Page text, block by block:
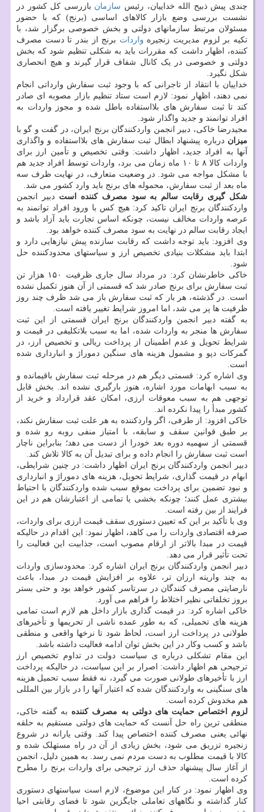
چندی پیش ذبیح الله خداییان، رئیس سازمان بازرسی کل کشور در
نشست بررسی وضع بازار کالاهای اساسی (برنج) که با حضور
مسئولان مرتبط سازمانهای دولتی و بخش خصوصی برگزار شد، با
تکیه بر لزوم مدیریت زنجیره واردات برنج از بندر تا دست مصرف
کننده، اظهار داشت که مقررات باید به شکلی تنظیم شود که بخش
دولتی و خصوصی در یک کانال شفاف قرار گیرند و هیچ انحصاری
شکل نگیرد.
خداییان با انتقاد از تاجرانی که با وجود ثبت سفارش وارداتی انجام
نمی دهند، اظهار نمود: لازم است ستاد تنظیم بازار مصوبه ای صادر
کند تا ثبت سفارش های بلااستفاده باطل شده و مجوز واردات به
افراد توانمند و جدید واگذار شود.
مجیدرضا خاکی، دبیر انجمن واردکنندگان برنج ایران، در گفت و گو با
میزاندرباره پیشنهاد ابطال ثبت سفارش های بلااستفاده و واگذاری
آنها به افراد جدید، اظهار داشت: وقتی تخصیص و تأمین ارز برای
واردات کالا ۸ تا ۱۰ ماه زمان می برد، واردات توسط افراد جدید هم
با مشکل مواجه می شود. در وضعیت متعارف، در نهایت ظرف سه
ماه بعد از ثبت سفارش، محموله های برنج باید وارد کشور می شد.
شکل گیری رقابت سالم به سود مصرف کننده است دبیر انجمن
واردکنندگان برنج ایران تاکید کرد: هیچ کس با ورود افراد توانمند به
عرصه واردات مخالف نیست، چونکه اساس تجارت باید آزاد باشد و
ایجاد رقابت سالم در نهایت به سود مصرف کننده خواهد بود.
وی افزود: باید توجه داشت که رقابت سازنده پیش نیازهایی دارد و
ابتدا باید مشکلات بنیادی تخصیص ارز و سیاستهای محدودکننده حل
شود.
خاکی خاطرنشان کرد: در مرداد سال جاری ظرفیت ۱۵۰ هزار تن
ثبت سفارش برای برنج صادر شد که قسمتی از آن هنوز تکمیل نشده
است. در گذشته، هر بار که ثبت سفارش باز می شد ظرف چند روز
ظرفیت ها پر می شد، اما امروز شرایط تغییر یافته است.
به گفته دبیر انجمن واردکنندگان برنج ایران قسمتی از این ثبت
سفارش ها منجر به واردات شده، اما به سبب بلاتکلیفی در قیمت و
شرایط تحویل و عدم اطمینان از پرداخت ریالی و تخصیص ارز، در
گمرکات دپو و مشمول هزینه های سنگین دموراژ و انبارداری شده
است.
وی اشاره کرد: قسمتی دیگر هم در مرحله ثبت سفارش باقیمانده و
به سبب ابهامات مورد اشاره، هنوز بارگیری نشده اند. بخش قابل
توجهی هم به سبب معوقات ارزی، امکان عقد قرارداد و خرید از
کشور مبدأ را پیدا نکرده اند.
خاکی افزود: از طرفی، اگر واردکننده به هر علت ثبت سفارش نکند،
بر طبق قوانین سقف و سابقه، با امتیاز منفی روبه رو شده و
قسمتی از سهمیه دوره بعد خودرا از دست می دهد؛ بنابراین ناچار
است ثبت سفارش را انجام داده و برای تبدیل آن به کالا تلاش کند.
دبیر انجمن واردکنندگان برنج ایران اظهار داشت: در چنین شرایطی،
ابهام در قیمت گذاری، شرایط تحویل، هزینه های دموراژ و انبارداری
و نبود تضمین برای پرداخت بموقع سبب شده واردکنندگان با احتیاط
بیشتری عمل کنند؛ چونکه بخشی یا تمامی از اعتبارشان هم در این
فرایند از بین رفته است.
وی با تأکید بر این که تعیین دستوری سقف قیمت ارزی برای واردات،
صرفه اقتصادی واردات را می کاهد، اظهار نمود: این اقدام در حالیکه
قیمت در مبدا بالاتر از ارقام مصوب است، جذابیت این فعالیت را
تحت تأثیر قرار می دهد.
دبیر انجمن واردکنندگان برنج ایران اشاره کرد: محدودسازی واردات
به چند واریته ارزان تر، علاوه بر افزایش قیمت در مبدا، باعث
نارضایتی مصرف کنندگان در سرتاسر کشور خواهد بود و حتی بستر
بروز تخلفاتی نظیر اختلاط را فراهم می آورد.
خاکی اشاره کرد: در قیمت گذاری بازار داخل هم لازم است تمامی
هزینه های تحمیلی، که به طور عمده ناشی از تحریمها و تأخیرهای
طولانی در پرداخت ارز است، لحاظ شود تا نرخها واقعی و منطقی
باشد و کسب وکار در این بخش توان ادامه فعالیت داشته باشد.
این مقام تشکلی درباره ی سیاست دولت در تداوم تخصیص ارز
ترجیحی هم اظهار داشت: اصرار بر این سیاست، در حالیکه پرداخت
ارز با تأخیرهای طولانی صورت می گیرد، نه فقط سبب تحمیل هزینه
های سنگینی به واردکنندگان شده که اعتبار آنها را در بازار بین المللی
هم مخدوش کرده است.
لزوم اختصاص حمایت های دولتی به مصرف کننده به گفته خاکی،
منطقی ترین راه حل آنست که حمایت های دولتی مستقیم به حلقه
نهائی یعنی مصرف کننده اختصاص پیدا کند. وقتی یارانه در شروع
زنجیره تزریق می شود، بخش زیادی از آن در راه مستهلک شده و
کالا با قیمت مطلوب به دست مردم نمی رسد. به همین دلیل، انجمن
از آغاز سال پیشنهاد حذف ارز ترجیحی برای واردات برنج را مطرح
کرده است.
وی اظهار نمود: در کنار این موضوع، لازم است سیاستهای دستوری
کنار گذاشته و نگاههای تعاملی جایگزین شود تا فضای رقابتی احیا